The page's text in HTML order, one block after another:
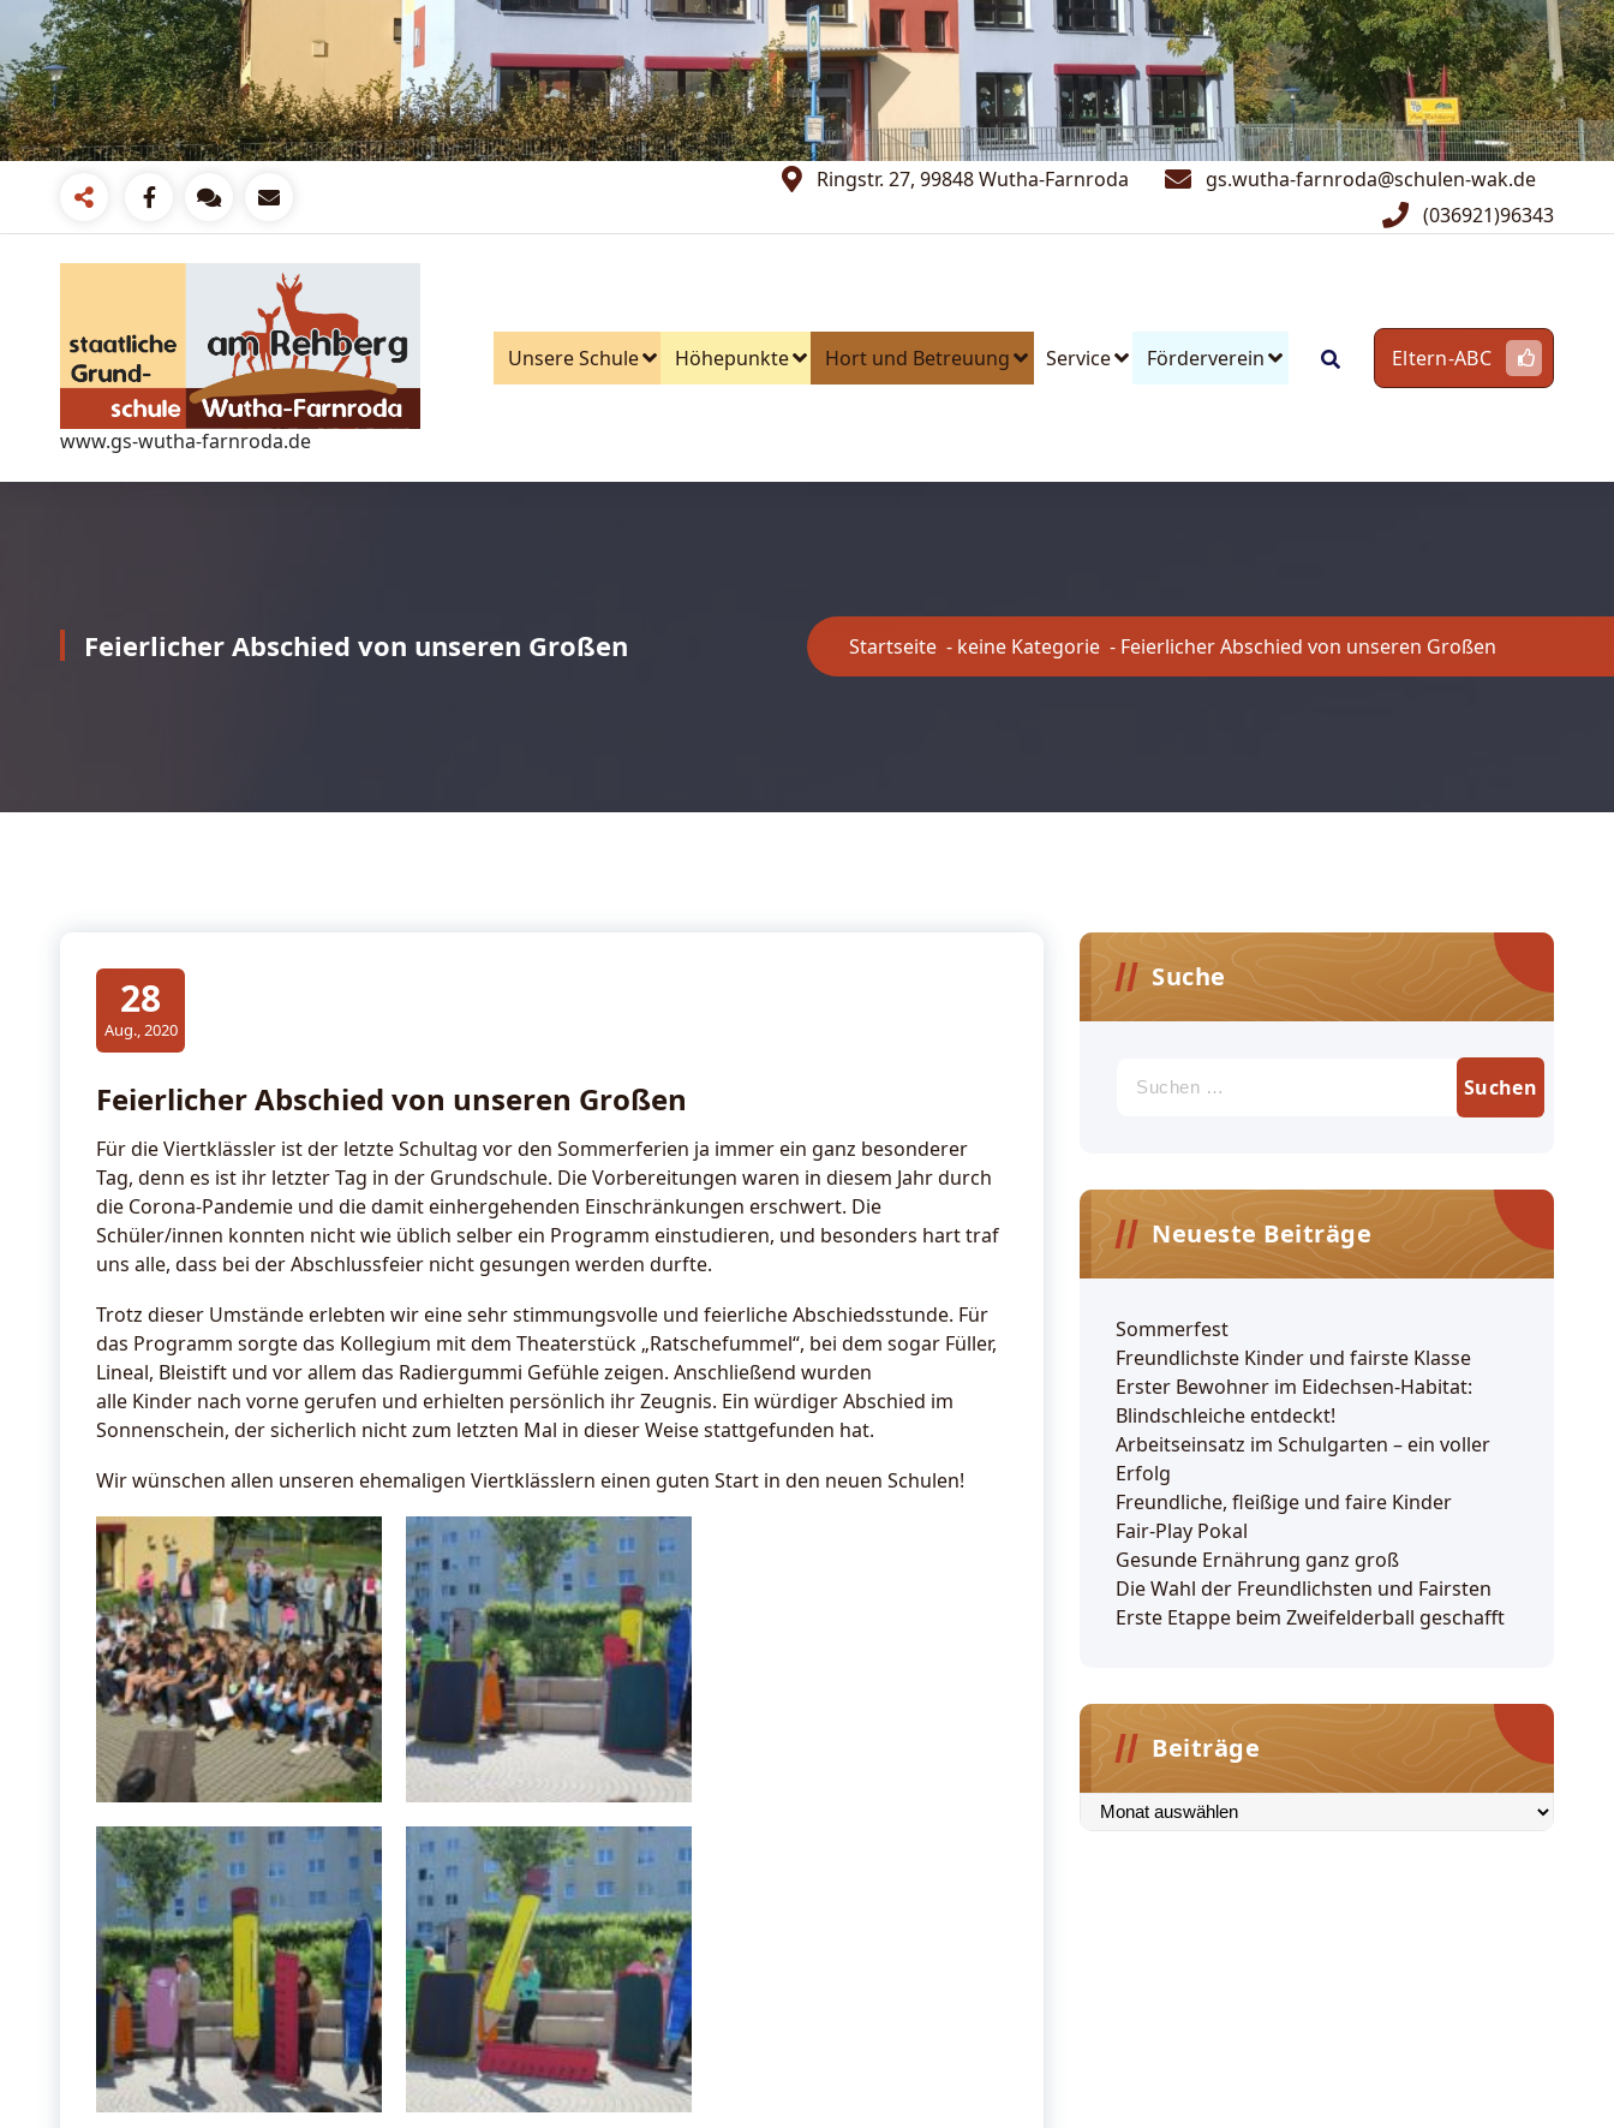
Inhalt
springen
Ringstr. 27, 99848 Wutha-Farnroda
gs.wutha-farnroda@schulen-wak.de
(036921)96343
www.gs-wutha-farnroda.de
Unsere Schule Höhepunkte Hort und Betreuung Service Förderverein Eltern-ABC
Feierlicher Abschied von unseren Großen Startseite - keine Kategorie - Feierlicher Abschied von unseren Großen
28
Aug., 2020
Feierlicher Abschied von unseren Großen
Für die Viertklässler ist der letzte Schultag vor den Sommerferien ja immer ein ganz besonderer
Tag, denn es ist ihr letzter Tag in der Grundschule. Die Vorbereitungen waren in diesem Jahr durch
die Corona-Pandemie und die damit einhergehenden Einschränkungen erschwert. Die
Schüler/innen konnten nicht wie üblich selber ein Programm einstudieren, und besonders hart traf
uns alle, dass bei der Abschlussfeier nicht gesungen werden durfte.
Trotz dieser Umstände erlebten wir eine sehr stimmungsvolle und feierliche Abschiedsstunde. Für
das Programm sorgte das Kollegium mit dem Theaterstück „Ratschefummel“, bei dem sogar Füller,
Lineal, Bleistift und vor allem das Radiergummi Gefühle zeigen. Anschließend wurden
alle Kinder nach vorne gerufen und erhielten persönlich ihr Zeugnis. Ein würdiger Abschied im
Sonnenschein, der sicherlich nicht zum letzten Mal in dieser Weise stattgefunden hat.
Wir wünschen allen unseren ehemaligen Viertklässlern einen guten Start in den neuen Schulen!
Suche
nach:
Neueste Beiträge
Sommerfest
Freundlichste Kinder und fairste Klasse
Erster Bewohner im Eidechsen-Habitat:
Blindschleiche entdeckt!
Arbeitseinsatz im Schulgarten – ein voller
Erfolg
Freundliche, fleißige und faire Kinder
Fair-Play Pokal
Gesunde Ernährung ganz groß
Die Wahl der Freundlichsten und Fairsten
Erste Etappe beim Zweifelderball geschafft
Beiträge
Beiträge